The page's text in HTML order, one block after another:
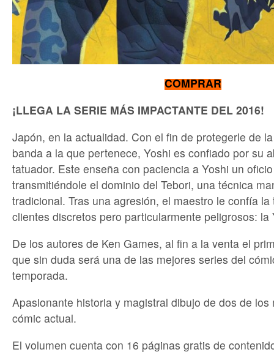
COMPRAR
¡LLEGA LA SERIE MÁS IMPACTANTE DEL 2016!
Japón, en la actualidad. Con el fin de protegerle de
banda a la que pertenece, Yoshi es confiado por su
tatuador. Este enseña con paciencia a Yoshi un
transmitiéndole el dominio del Tebori, una técnica
tradicional. Tras una agresión, el maestro le confía
clientes discretos pero particularmente peligrosos: la
De los autores de Ken Games, al fin a la venta el
que sin duda será una de las mejores series del
temporada.
Apasionante historia y magistral dibujo de dos de
cómic actual.
El volumen cuenta con 16 páginas gratis de